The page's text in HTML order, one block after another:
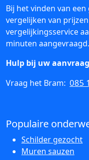
Bij het vinden van
vergelijken van
vergelijkingsservice
minuten aangevraagd.
Hulp bij uw
Vraag het Bram: 085
Populaire
Schilder gezocht
Muren sauzen